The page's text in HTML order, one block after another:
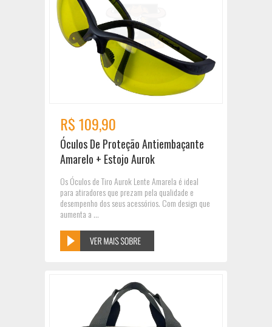
R$ 109,90
Óculos De Proteção Antiembaçante
Amarelo + Estojo Aurok
Os Óculos de Tiro Aurok Lente Amarela é ideal
para atiradores que prezam pela qualidade e
desempenho dos seus acessórios. Com design que
aumenta a ...